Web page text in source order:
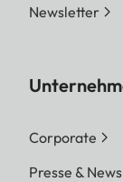
Newsletter
Corporate
Presse & News